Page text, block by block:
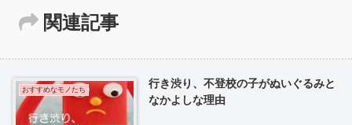
関連記事
おすすめなモノたち
行き渋り、不登校の子がぬいぐるみと
なかよしな理由